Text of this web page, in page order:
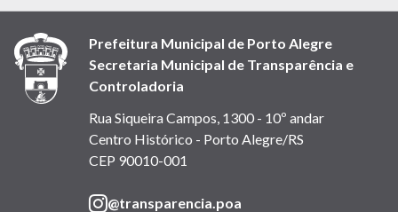
Prefeitura Municipal de Porto Alegre
Secretaria Municipal de Transparência e
Controladoria
Rua Siqueira Campos, 1300 - 10º andar
Centro Histórico - Porto Alegre/RS
CEP 90010-001
@transparencia.poa